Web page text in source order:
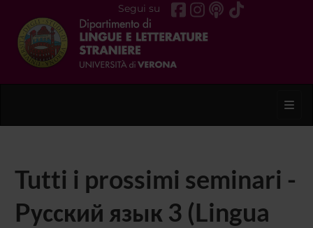
Segui su
Tutti i prossimi seminari -
Pусский язык 3 (Lingua